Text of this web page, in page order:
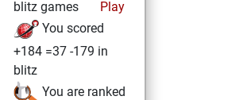
blitz games
Play
You scored
+184 =37 -179 in
blitz
You are ranked